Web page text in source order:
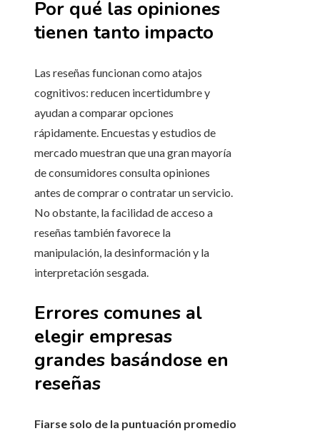
Por qué las opiniones
tienen tanto impacto
Las reseñas funcionan como atajos
cognitivos: reducen incertidumbre y
ayudan a comparar opciones
rápidamente. Encuestas y estudios de
mercado muestran que una gran mayoría
de consumidores consulta opiniones
antes de comprar o contratar un servicio.
No obstante, la facilidad de acceso a
reseñas también favorece la
manipulación, la desinformación y la
interpretación sesgada.
Errores comunes al
elegir empresas
grandes basándose en
reseñas
Fiarse solo de la puntuación promedio